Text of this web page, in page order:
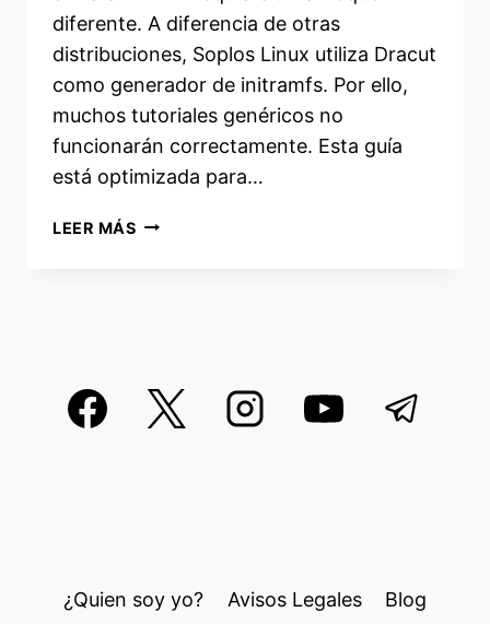
diferente. A diferencia de otras
distribuciones, Soplos Linux utiliza Dracut
como generador de initramfs. Por ello,
muchos tutoriales genéricos no
funcionarán correctamente. Esta guía
está optimizada para…
LEER MÁSCÓMO
¿Quien soy yo? Avisos Legales Blog